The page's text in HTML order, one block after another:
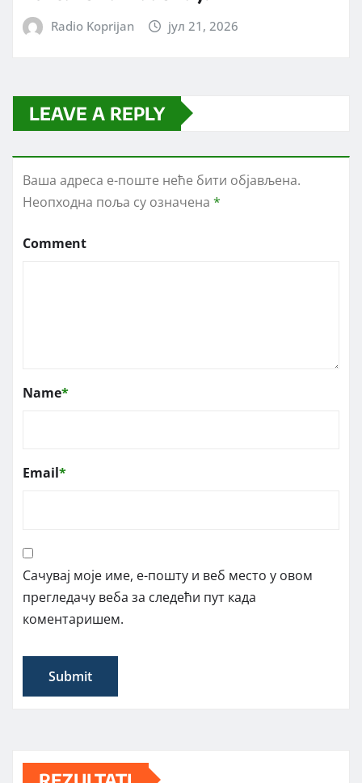
Radio Koprijan јул 21, 2026
LEAVE A REPLY
Ваша адреса е-поште неће бити објављена.
Неопходна поља су означена *
Comment
Name*
Email*
Сачувај моје име, е-пошту и веб место у овом
прегледачу веба за следећи пут када
коментаришем.